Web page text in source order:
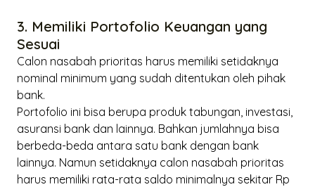
3. Memiliki Portofolio Keuangan yang
Sesuai
Calon nasabah prioritas harus memiliki setidaknya
nominal minimum yang sudah ditentukan oleh pihak
bank.
Portofolio ini bisa berupa produk tabungan, investasi,
asuransi bank dan lainnya. Bahkan jumlahnya bisa
berbeda-beda antara satu bank dengan bank
lainnya. Namun setidaknya calon nasabah prioritas
harus memiliki rata-rata saldo minimalnya sekitar Rp